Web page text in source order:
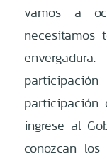
vamos a
necesitamos
participación
ingrese al
conozcan